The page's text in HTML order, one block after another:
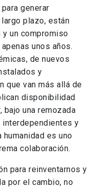
generar
plazo, están
un compromiso
unos años.
de nuevos
y
que van más allá de
disponibilidad
bajo una remozada
y
es uno
colaboración.
para reinventarnos y
por el cambio, no